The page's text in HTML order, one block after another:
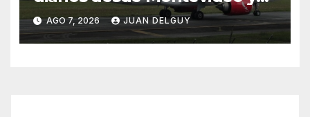
Asunción hacia Bogotá
AGO 7, 2026 JUAN DELGUY